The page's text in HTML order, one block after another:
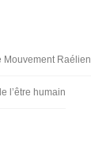
Mouvement Raélien
l’être humain